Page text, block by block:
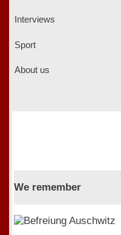
Interviews
Sport
About us
We remember